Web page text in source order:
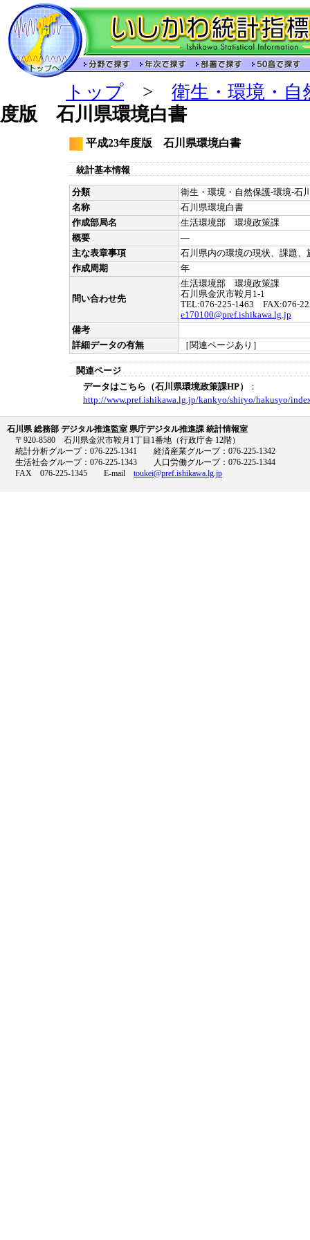
トップ > 衛生・環境・自
度版 石川県環境白書
平成23年度版 石川県環境白書
統計基本情報
分類
衛生・環境・自然保護-環境-石
名称
石川県環境白書
作成部局名
生活環境部 環境政策課
概要
―
主な表章事項
石川県内の環境の現状、課題、
作成周期
年
問い合わせ先
生活環境部 環境政策課
石川県金沢市鞍月1-1
TEL:076-225-1463 FAX:076-
e170100@pref.ishikawa.lg.jp
備考
詳細データの有無
［関連ページあり］
関連ページ
データはこちら（石川県環境政策課HP）
：
http://www.pref.ishikawa.lg.jp/kankyo/shiryo/hakusyo/
石川県 総務部 デジタル推進監室 県庁デジタル推進課 統計情報室
〒920-8580 石川県金沢市鞍月1丁目1番地（行政庁舎 12階）
統計分析グループ：076-225-1341 経済産業グループ：076-225-1342
生活社会グループ：076-225-1343 人口労働グループ：076-225-1344
FAX 076-225-1345 E-mail toukei@pref.ishikawa.lg.jp